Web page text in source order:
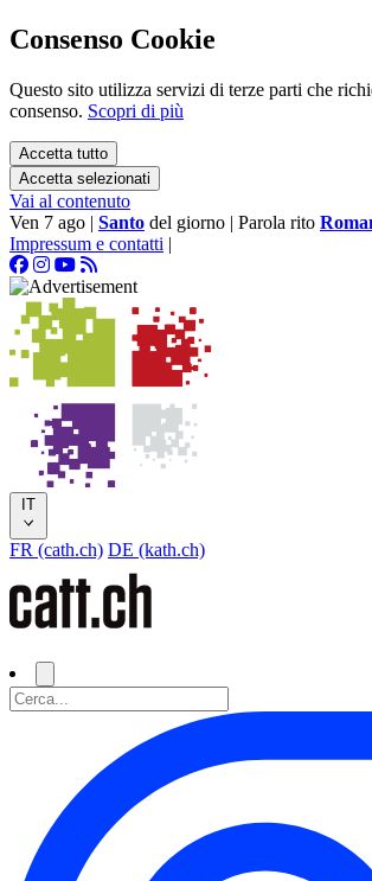
Consenso Cookie
Questo sito utilizza servizi di terze parti che
consenso. Scopri di più
Accetta tutto
Accetta selezionati
Vai al contenuto
Ven 7 ago | Santo del giorno | Parola rito
Impressum e contatti |
IT
FR (cath.ch) DE (kath.ch)